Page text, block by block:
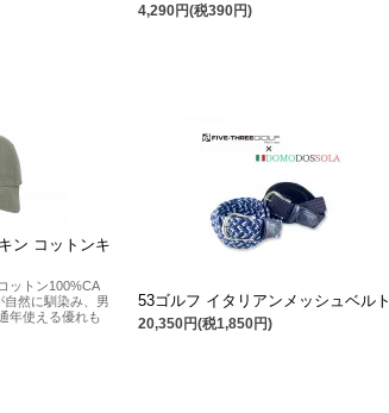
4,290円(税390円)
ン コットンキ
ットン100%CA
自然に馴染み、男
年使える優れも
53ゴルフ イタリアンメッシュベルト
20,350円(税1,850円)